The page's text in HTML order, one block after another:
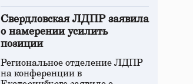
Свердловская ЛДПР заявила
о намерении усилить
позиции
Региональное отделение ЛДПР
на конференции в